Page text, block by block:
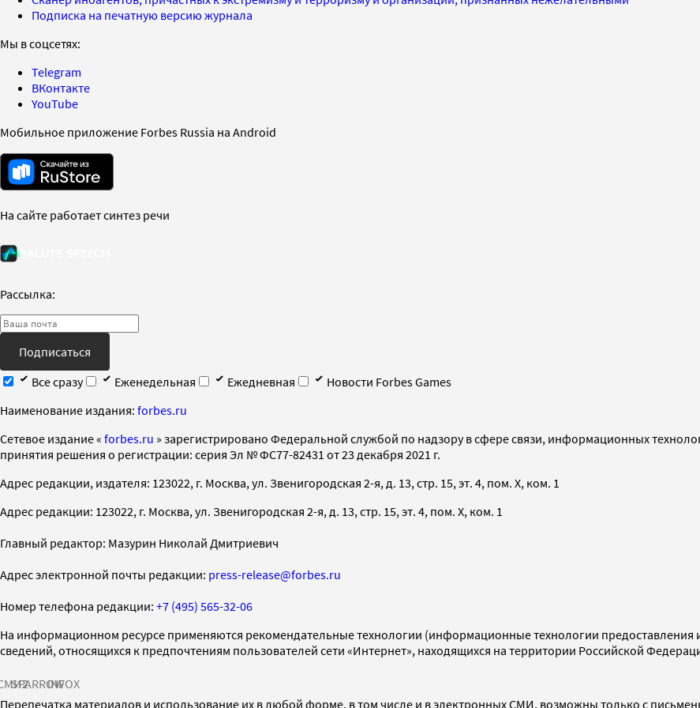
Подписка на печатную версию журнала
Мы в соцсетях:
Telegram
ВКонтакте
YouTube
Мобильное приложение Forbes Russia на Android
На сайте работает синтез речи
Рассылка:
Подписаться
Все сразу
Еженедельная Ежедневная
Новости Forbes Games
Наименование издания: forbes.ru
Cетевое издание « forbes.ru » зарегистрировано Федеральной службой по надзору в сфере связи, информационных
принятия решения о регистрации: серия Эл № ФС77-82431 от 23 декабря 2021 г.
Адрес редакции, издателя: 123022, г. Москва, ул. Звенигородская 2-я, д. 13, стр. 15, эт. 4, пом. X, ком. 1
Адрес редакции: 123022, г. Москва, ул. Звенигородская 2-я, д. 13, стр. 15, эт. 4, пом. X, ком. 1
Главный редактор: Мазурин Николай Дмитриевич
Адрес электронной почты редакции: press-release@forbes.ru
Номер телефона редакции: +7 (495) 565-32-06
На информационном ресурсе применяются рекомендательные технологии (информационные технологии предоставления
сведений, относящихся к предпочтениям пользователей сети «Интернет», находящихся на территории Российской
SPARROWINFOX
Перепечатка материалов и использование их в любой форме, в том числе и в электронных СМИ, возможны только с